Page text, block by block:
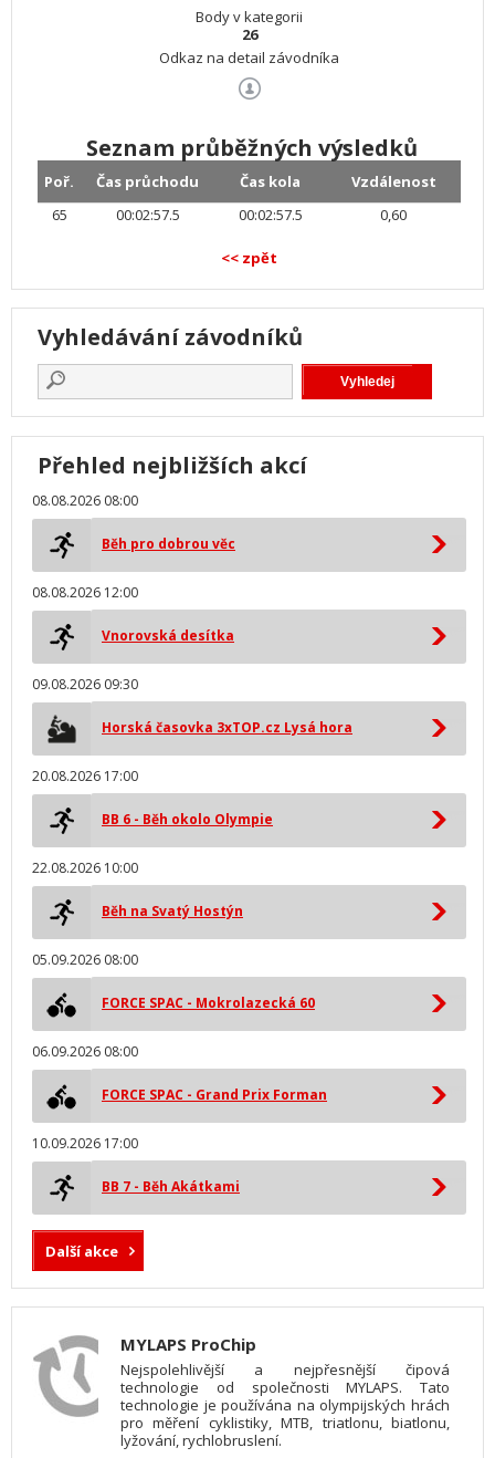
Body v kategorii
26
Odkaz na detail závodníka
Seznam průběžných výsledků
Poř. Čas průchodu Čas kola
Vzdálenost
65
00:02:57.5 00:02:57.5 0,60
<< zpět
Vyhledávání závodníků
Přehled nejbližších akcí
08.08.2026 08:00
Běh pro dobrou věc
08.08.2026 12:00
Vnorovská desítka
09.08.2026 09:30
Horská časovka 3xTOP.cz Lysá hora
20.08.2026 17:00
BB 6 - Běh okolo Olympie
22.08.2026 10:00
Běh na Svatý Hostýn
05.09.2026 08:00
FORCE SPAC - Mokrolazecká 60
06.09.2026 08:00
FORCE SPAC - Grand Prix Forman
10.09.2026 17:00
BB 7 - Běh Akátkami
Další akce
MYLAPS ProChip
Nejspolehlivější a nejpřesnější čipová
technologie od společnosti MYLAPS. Tato
technologie je používána na olympijských hrách
pro měření cyklistiky, MTB, triatlonu, biatlonu,
lyžování, rychlobruslení.